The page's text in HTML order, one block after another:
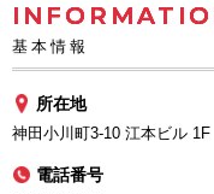
基本情報
所在地
神田小川町3-10 江本ビル 1F
電話番号